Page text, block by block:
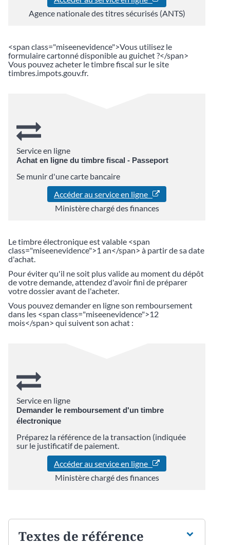
Agence nationale des titres sécurisés (ANTS)
<span class="miseenevidence">Vous utilisez le
formulaire cartonné disponible au guichet ?</span>
Vous pouvez acheter le timbre fiscal sur le site
timbres.impots.gouv.fr.
Service en ligne
Achat en ligne du timbre fiscal - Passeport
Se munir d'une carte bancaire
Accéder au service en ligne
Ministère chargé des finances
Le timbre électronique est valable <span
class="miseenevidence">1 an</span> à partir de sa date
d'achat.
Pour éviter qu'il ne soit plus valide au moment du dépôt
de votre demande, attendez d'avoir fini de préparer
votre dossier avant de l'acheter.
Vous pouvez demander en ligne son remboursement
dans les <span class="miseenevidence">12
mois</span> qui suivent son achat :
Service en ligne
Demander le remboursement d'un timbre
électronique
Préparez la référence de la transaction (indiquée
sur le justificatif de paiement.
Accéder au service en ligne
Ministère chargé des finances
Textes de référence